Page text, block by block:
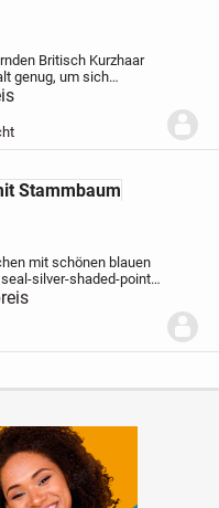
Britisch Kurzhaar
genug, um sich
nach ihren
zu machen. Die
mitten in unserer
Stammbaum
mit schönen blauen
silver-shaded-point).
Die kleinen Kitten
und
auch Stubenrein. Die...